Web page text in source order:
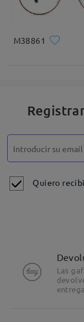
M38861
Quiero
Las